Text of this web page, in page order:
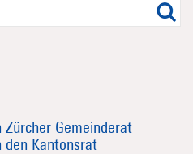
Gemeinderat
Kantonsrat